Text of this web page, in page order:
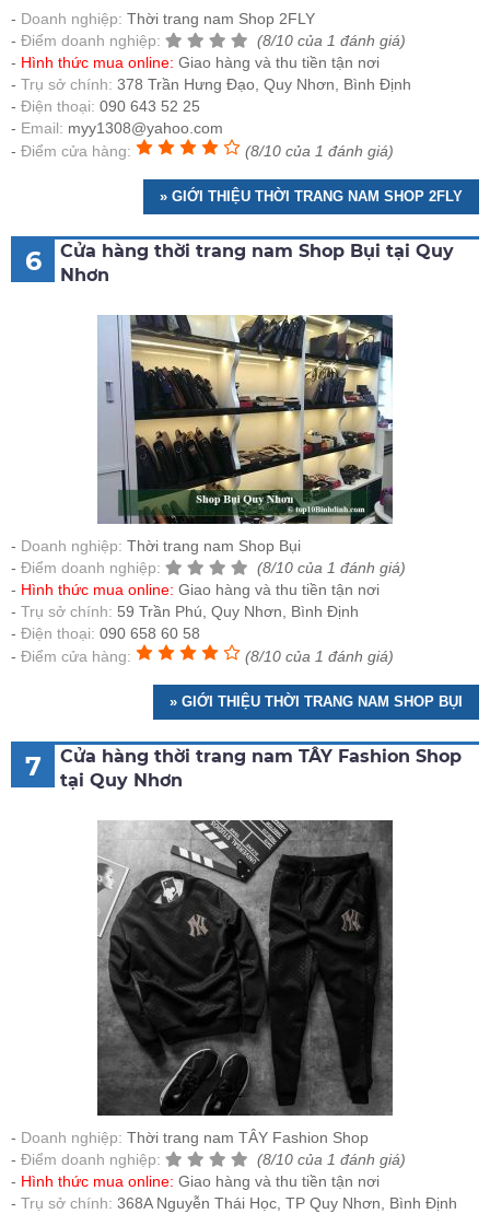
Doanh nghiệp: Thời trang nam Shop 2FLY
Điểm doanh nghiệp:
(8/10 của 1 đánh giá)
Hình thức mua online: Giao hàng và thu tiền tận nơi
Trụ sở chính: 378 Trần Hưng Đạo, Quy Nhơn, Bình Định
Điện thoại: 090 643 52 25
Email: myy1308@yahoo.com
Điểm cửa hàng:
(8/10 của 1 đánh giá)
» GIỚI THIỆU THỜI TRANG NAM SHOP 2FLY
6
Cửa hàng thời trang nam Shop Bụi tại Quy
Nhơn
Doanh nghiệp: Thời trang nam Shop Bụi
Điểm doanh nghiệp:
(8/10 của 1 đánh giá)
Hình thức mua online: Giao hàng và thu tiền tận nơi
Trụ sở chính: 59 Trần Phú, Quy Nhơn, Bình Định
Điện thoại: 090 658 60 58
Điểm cửa hàng:
(8/10 của 1 đánh giá)
» GIỚI THIỆU THỜI TRANG NAM SHOP BỤI
7
Cửa hàng thời trang nam TÂY Fashion Shop
tại Quy Nhơn
Doanh nghiệp: Thời trang nam TÂY Fashion Shop
Điểm doanh nghiệp:
(8/10 của 1 đánh giá)
Hình thức mua online: Giao hàng và thu tiền tận nơi
Trụ sở chính: 368A Nguyễn Thái Học, TP Quy Nhơn, Bình Định